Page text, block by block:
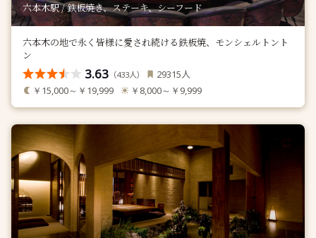
六本木駅 / 鉄板焼き、ステーキ、シーフード
六本木の地で永く皆様に愛され続ける鉄板焼、モンシェルトント
ン
3.63 （433人） 29315人
￥15,000～￥19,999 ￥8,000～￥9,999